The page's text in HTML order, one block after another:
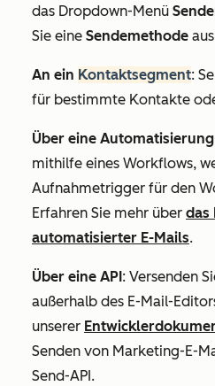
das Dropdown-Menü
Sie eine Sendemethode
An ein Kontaktsegment:
für bestimmte Kontakte
Über eine Automatisierung
mithilfe eines Workflows,
Aufnahmetrigger für den
Erfahren Sie mehr über das
automatisierter E-Mails.
Über eine API : Versenden
außerhalb des E-Mail-
unserer
Senden von Marketing-E-
Send-API.